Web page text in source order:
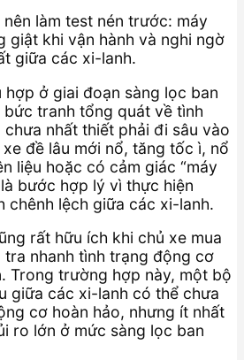
làm test nén trước: máy
giật khi vận hành và nghi ngờ
giữa các xi-lanh.
hợp ở giai đoạn sàng lọc ban
tranh tổng quát về tình
nhất thiết phải đi sâu vào
đề lâu mới nổ, tăng tốc ì, nổ
liệu hoặc có cảm giác “máy
bước hợp lý vì thực hiện
chênh lệch giữa các xi-lanh.
rất hữu ích khi chủ xe mua
tra nhanh tình trạng động cơ
Trong trường hợp này, một bộ
giữa các xi-lanh có thể chưa
cơ hoàn hảo, nhưng ít nhất
ro lớn ở mức sàng lọc ban